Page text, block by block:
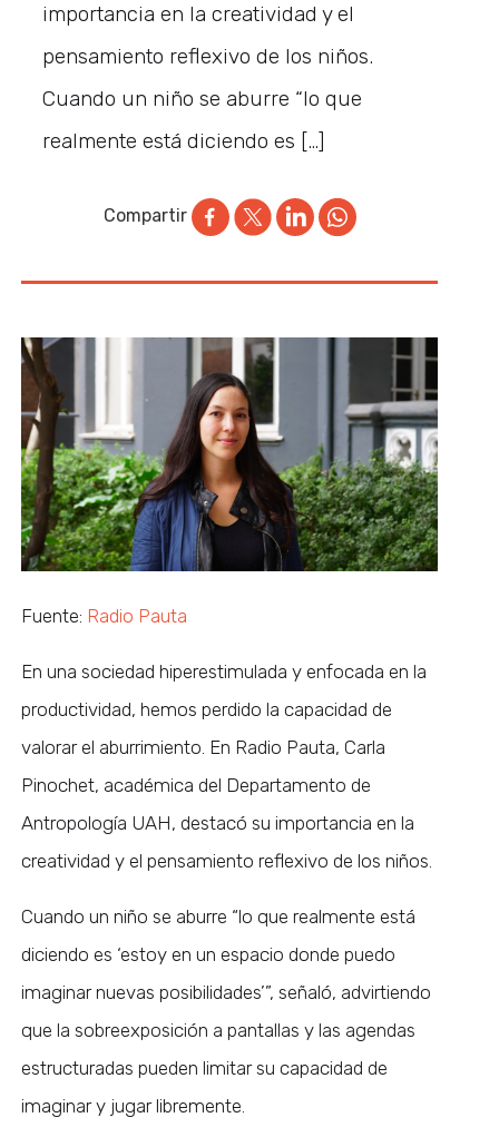
importancia en la creatividad y el
pensamiento reflexivo de los niños.
Cuando un niño se aburre “lo que
realmente está diciendo es […]
Compartir
Fuente: Radio Pauta
En una sociedad hiperestimulada y enfocada en la
productividad, hemos perdido la capacidad de
valorar el aburrimiento. En Radio Pauta, Carla
Pinochet, académica del Departamento de
Antropología UAH, destacó su importancia en la
creatividad y el pensamiento reflexivo de los niños.
Cuando un niño se aburre “lo que realmente está
diciendo es ‘estoy en un espacio donde puedo
imaginar nuevas posibilidades’”, señaló, advirtiendo
que la sobreexposición a pantallas y las agendas
estructuradas pueden limitar su capacidad de
imaginar y jugar libremente.